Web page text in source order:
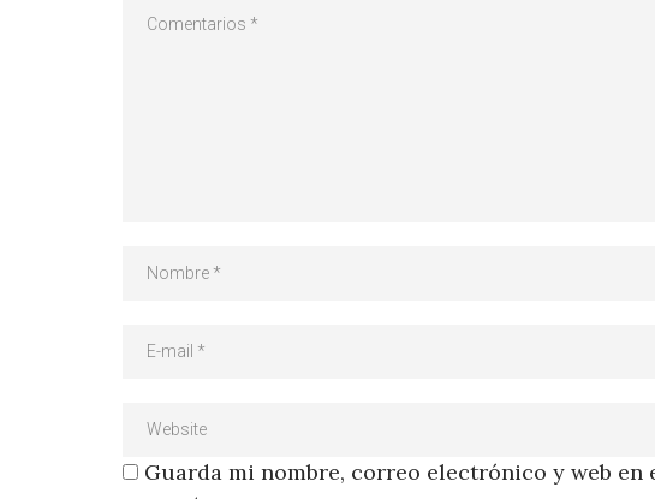
Guarda mi nombre, correo electrónico y web en